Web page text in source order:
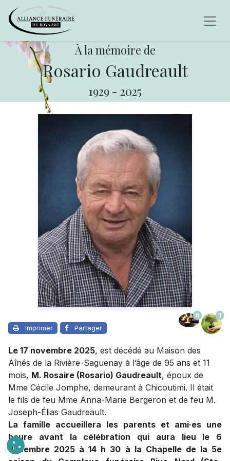
À la mémoire de
Rosario Gaudreault
1929 - 2025
Imprimer Partager
6 1
Le 17 novembre 2025, est décédé au Maison des
Aînés de la Rivière-Saguenay à l’âge de 95 ans et 11
mois, M. Rosaire (Rosario) Gaudreault, époux de
Mme Cécile Jomphe, demeurant à Chicoutimi. Il était
le fils de feu Mme Anna-Marie Bergeron et de feu M.
Joseph-Élias Gaudreault.
La famille accueillera les parents et ami·es une
heure avant la célébration qui aura lieu le 6
décembre 2025 à 14 h 30 à la Chapelle de la 5e